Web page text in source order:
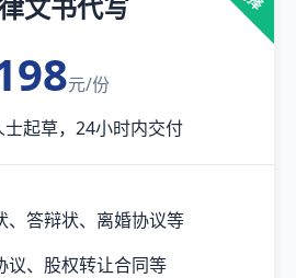
元/份
士起草，24小时内交付
、答辩状、离婚协议等
议、股权转让合同等